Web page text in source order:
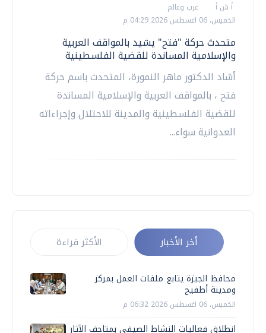
أ ش أ
عرب وعالم
الخميس، 06 اغسطس 2026 04:29 م
متحدث حركة "فتح" يشيد بالمواقف العربية
والإسلامية المساندة للقضية الفلسطينية
أشاد الدكتور ماهر النمورة، المتحدث باسم حركة
فتح ، بالمواقف العربية والإسلامية المساندة
للقضية الفلسطينية والمدينة للاحتلال وإجراءاته
العدوانية سواء...
أخر الأخبار الأكثر قراءة
محافظ الجيزة يتابع ملفات العمل بمركز
ومدينة أطفيح
الخميس، 06 اغسطس 2026 06:32 م
انطلاق فعاليات النشاط الصيفي بمتاحف الآثار